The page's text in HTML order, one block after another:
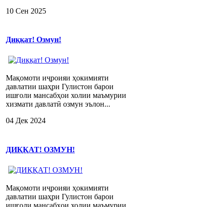
10 Сен 2025
Диққат! Озмун!
Мақомоти иҷроияи ҳокимияти
давлатии шаҳри Гулистон барои
ишғоли мансабҳои холии маъмурии
хизмати давлатӣ озмун эълон...
04 Дек 2024
ДИҚҚАТ! ОЗМУН!
Мақомоти иҷроияи ҳокимияти
давлатии шаҳри Гулистон барои
ишғоли мансабҳои холии маъмурии